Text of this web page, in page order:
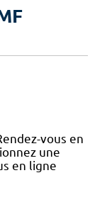
vous en
une
en ligne